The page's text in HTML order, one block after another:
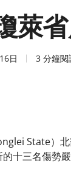
萊
日 3 分鐘閱
State）
十三名傷勢